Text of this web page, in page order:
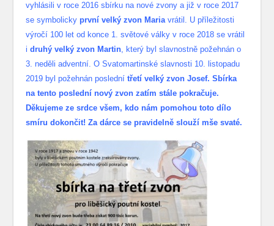
vyhlásili v roce 2016 sbírku na nové zvony a již v roce 2017
se symbolickyprvní velký zvon Mariavrátil. U příležitosti
výročí 100 let od konce 1. světové války v roce 2018 se vrátil
idruhý velký zvon Martin, který byl slavnostně požehnán o
3. neděli adventní. O Svatomartinské slavnosti 10. listopadu
2019 byl požehnán poslednítřetí velký zvon Josef. Sbírka
na tento poslední nový zvon zatím stále pokračuje.
Děkujeme ze srdce všem, kdo nám pomohou toto dílo
smíru dokončit! Za dárce se pravidelně slouží mše svaté.